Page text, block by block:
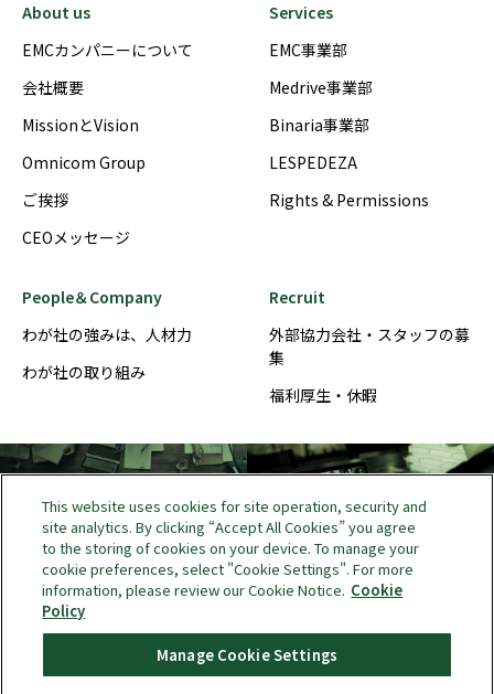
About us
EMCカンパニーについて
会社概要
MissionとVision
Omnicom Group
ご挨拶
CEOメッセージ
Services
EMC事業部
Medrive事業部
Binaria事業部
LESPEDEZA
Rights & Permissions
People＆Company
わが社の強みは、人材力
わが社の取り組み
Recruit
外部協力会社・スタッフの募
集
福利厚生・休暇
About us People＆Company
Recruit
This website uses cookies for site operation, security and
site analytics. By clicking “Accept All Cookies” you agree
to the storing of cookies on your device. To manage your
cookie preferences, select "Cookie Settings". For more
information, please review our Cookie Notice. Cookie
Policy
Manage Cookie Settings